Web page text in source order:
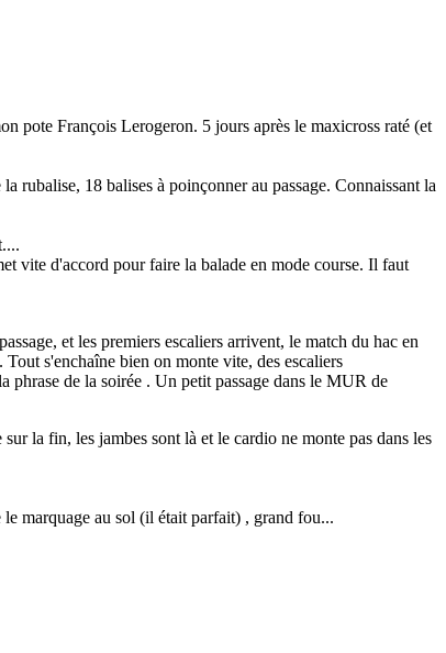
pote François Lerogeron. 5 jours après le maxicross raté (et
rubalise, 18 balises à poinçonner au passage. Connaissant la
vite d'accord pour faire la balade en mode course. Il faut
et les premiers escaliers arrivent, le match du hac en
s'enchaîne bien on monte vite, des escaliers
de la soirée . Un petit passage dans le MUR de
la fin, les jambes sont là et le cardio ne monte pas dans les
marquage au sol (il était parfait) , grand fou...